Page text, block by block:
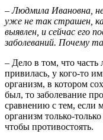
– Людмила Ивановна,
уже не так страшен,
выявлен, и сейчас его
заболеваний. Почему
– Дело в том, что часть
привилась, у кого-то
организм, в котором
был, то заболевание
сравнению с тем, если
организм только-
чтобы противостоять.